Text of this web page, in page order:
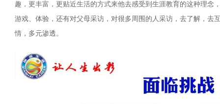
趣，更丰富，更贴近生活的方式来他去感受到生涯教育的这种理念
游戏、体验，还有对父母采访，对很多周围的人采访，去了解，去
情，多元渗透。